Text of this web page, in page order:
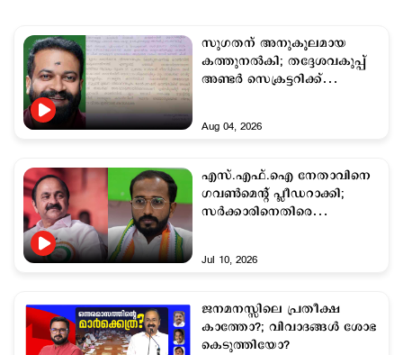
സുഗതന് അനുകൂലമായ
കത്തുനല്‍കി; തദ്ദേശവകുപ്പ്
അണ്ടര്‍ സെക്രട്ടറിക്ക്
Aug 04, 2026
എസ്.എഫ്.ഐ നേതാവിനെ
ഗവണ്‍മെന്റ് പ്ലീ‍ഡറാക്കി;
സര്‍ക്കാരിനെതിരെ
Jul 10, 2026
ജനമനസ്സിലെ പ്രതീക്ഷ
കാത്തോ?; വിവാദങ്ങള്‍ ശോഭ
കെടുത്തിയോ?